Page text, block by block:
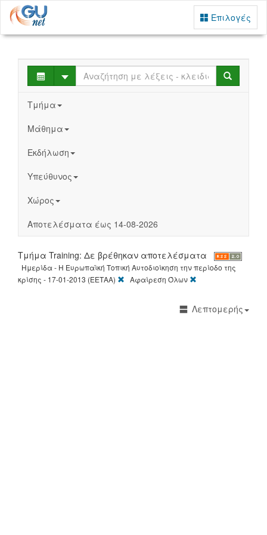
Επιλογές
Select Search
Τμήμα
Μάθημα
Εκδήλωση
Υπεύθυνος
Χώρος
Αποτελέσματα έως 14-08-2026
Τμήμα Training: Δε βρέθηκαν αποτελέσματα
Ημερίδα - Η Ευρωπαϊκή Τοπική Αυτοδιοίκηση την περίοδο της
κρίσης - 17-01-2013 (ΕΕΤΑΑ)
[X]Αφαίρεση Όλων
Λεπτομερής